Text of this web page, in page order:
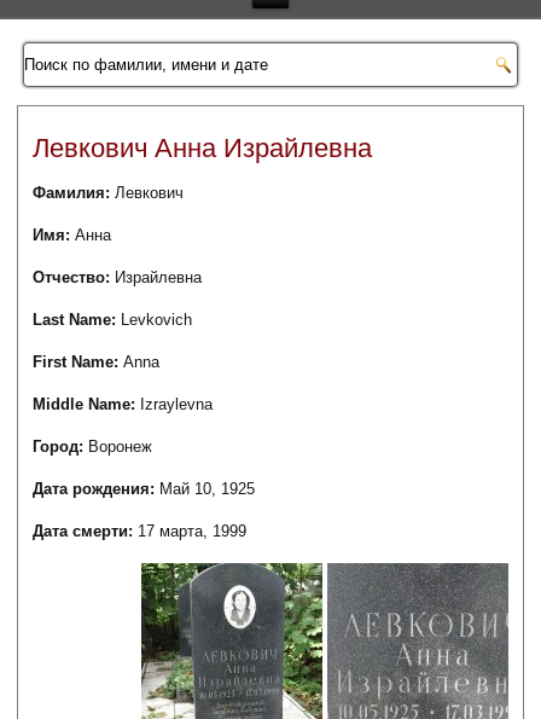
Левкович Анна Израйлевна
Фамилия:Левкович
Имя:Анна
Отчество: Израйлевна
Last Name: Levkovich
First Name:Anna
Middle Name: Izraylevna
Город: Воронеж
Дата рождения: Май 10, 1925
Дата смерти: 17 марта, 1999